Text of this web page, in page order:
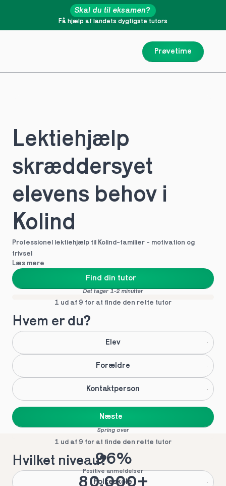
Prøvetime
Få hjælp af landets dygtigste tutors
Skal du til eksamen?
Lektiehjælp
skræddersyet
elevens behov i
Kolind
Professionel lektiehjælp til Kolind-familier - motivation og
trivsel
Læs mere
Find din tutor
Det tager 1-2 minutter
1 ud af 9 for at finde den rette tutor
Hvem er du?
Elev
Forældre
Kontaktperson
Næste
Spring over
1 ud af 9 for at finde den rette tutor
Hvilket niveau?
Folkeskole
96%
Positive anmeldelser